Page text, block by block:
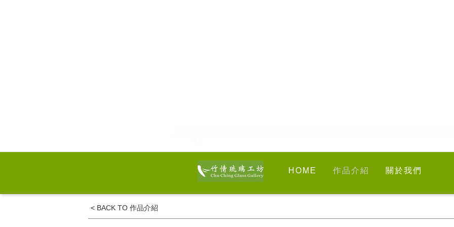
HOME 作品介紹 關於我們
< BACK TO 作品介紹